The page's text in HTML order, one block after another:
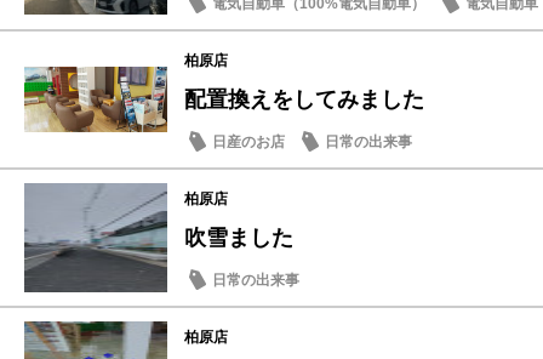
電気自動車（100%電気自動車）
電気自動車
日常の出来事
柏原店
配置換えをしてみました
日産のお店 日常の出来事
柏原店
吹雪ました
日常の出来事
柏原店